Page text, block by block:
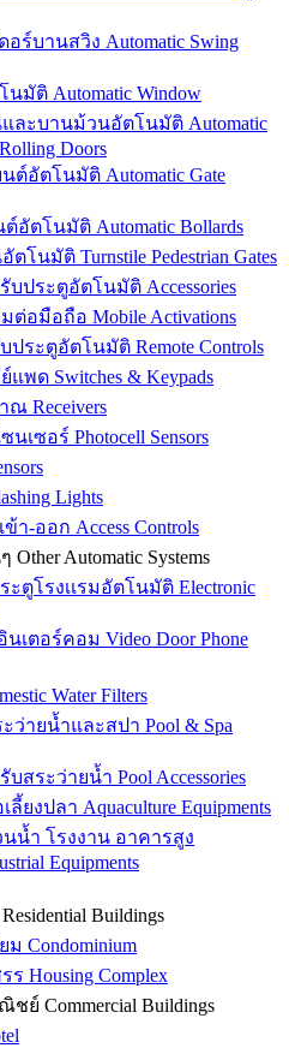
ร์บานสวิง Automatic Swing
มัติ Automatic Window
ละบานม้วนอัตโนมัติ Automatic
Doors
ต์อัตโนมัติ Automatic Gate
อัตโนมัติ Automatic Bollards
โนมัติ Turnstile Pedestrian Gates
ประตูอัตโนมัติ Accessories
ต่อมือถือ Mobile Activations
ระตูอัตโนมัติ Remote Controls
พด Switches & Keypads
Receivers
นเซอร์ Photocell Sensors
Lights
า-ออก Access Controls
Automatic Systems
ตูโรงเเรมอัตโนมัติ Electronic
เตอร์คอม Video Door Phone
Water Filters
ายน้ำและสปา Pool & Spa
สระว่ายน้ำ Pool Accessories
งปลา Aquaculture Equipments
น้ำ โรงงาน อาคารสูง
Equipments
Buildings
Condominium
Housing Complex
ย์ Commercial Buildings